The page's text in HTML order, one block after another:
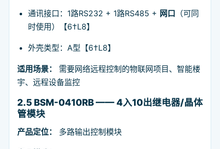
通讯接口：1路RS232 + 1路RS485 + 网口 （可同
时使用）【6†L8】
外壳类型：A型【6†L8】
适用场景：
需要网络远程控制的物联网项目、智能楼
宇、远程设备监控
2.5 BSM-0410RB —— 4入10出继电器/晶体
管模块
产品定位： 多路输出控制模块